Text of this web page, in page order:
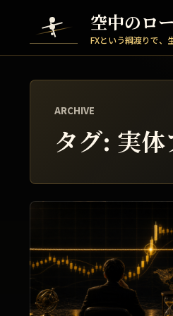
空中のロ
FXという綱渡りで、
ARCHIVE
タグ: 実体